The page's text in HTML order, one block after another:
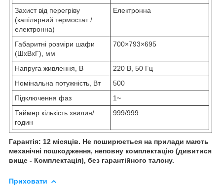
Захист від перегріву
(капілярний термостат /
електронна)
Електронна
Габаритні розміри шафи
(ШхВхГ), мм
700×793×695
Напруга живлення, В
220 В, 50 Гц
Номінальна потужність, Вт
500
Підключення фаз
1~
Таймер кількість хвилин/
годин
999/999
Гарантія: 12 місяців. Не поширюється на прилади мають
механічні пошкодження, неповну комплектацію (дивитися
вище - Комплектація), без гарантійного талону.
Приховати